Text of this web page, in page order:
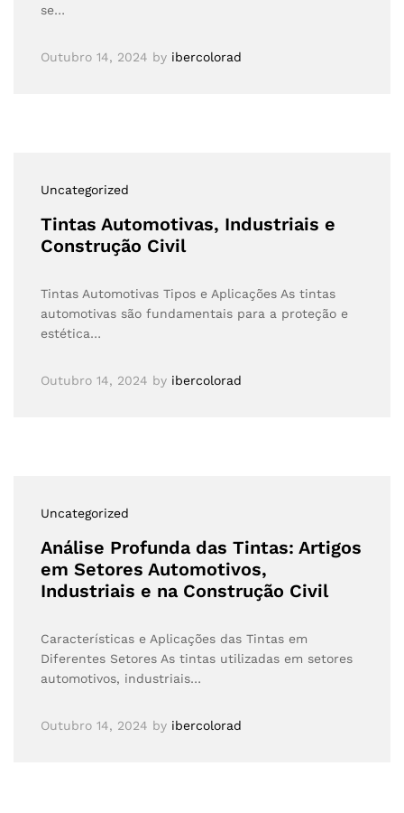
se…
Outubro 14, 2024 by ibercolorad
Uncategorized
Tintas Automotivas, Industriais e
Construção Civil
Tintas Automotivas Tipos e Aplicações As tintas
automotivas são fundamentais para a proteção e
estética…
Outubro 14, 2024 by ibercolorad
Uncategorized
Análise Profunda das Tintas: Artigos
em Setores Automotivos,
Industriais e na Construção Civil
Características e Aplicações das Tintas em
Diferentes Setores As tintas utilizadas em setores
automotivos, industriais…
Outubro 14, 2024 by ibercolorad